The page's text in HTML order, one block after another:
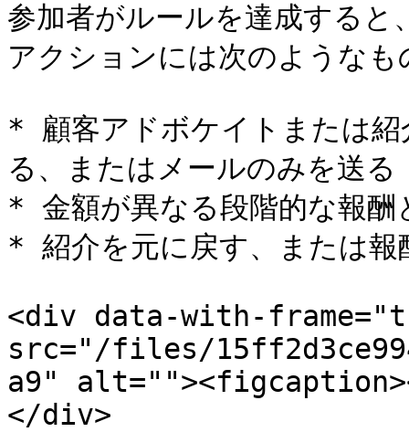
参加者がルールを達成する
アクションには次のような
* 顧客アドボケイトまたは紹
る、またはメールのみを送る
* 金額が異なる段階的な報酬
* 紹介を元に戻す、または報
<div data-with-
src="/files/
a9"
</div>